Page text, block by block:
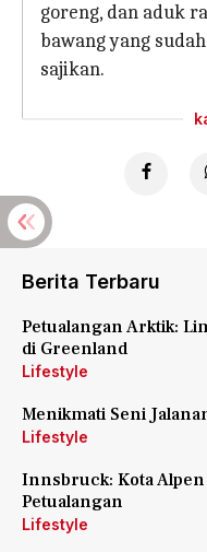
goreng, dan aduk
bawang yang
sajikan.
Berita Terbaru
Petualangan Arktik:
di Greenland
Lifestyle
Menikmati Seni
Lifestyle
Innsbruck: Kota Alpen
Petualangan
Lifestyle